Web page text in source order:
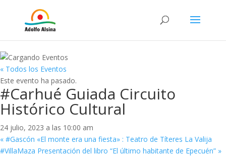
« Todos los Eventos
Este evento ha pasado.
#Carhué Guiada Circuito
Histórico Cultural
24 julio, 2023 a las 10:00 am
« #Gascón «El monte era una fiesta» : Teatro de Títeres La Valija
#VillaMaza Presentación del libro “El último habitante de Epecuén” »